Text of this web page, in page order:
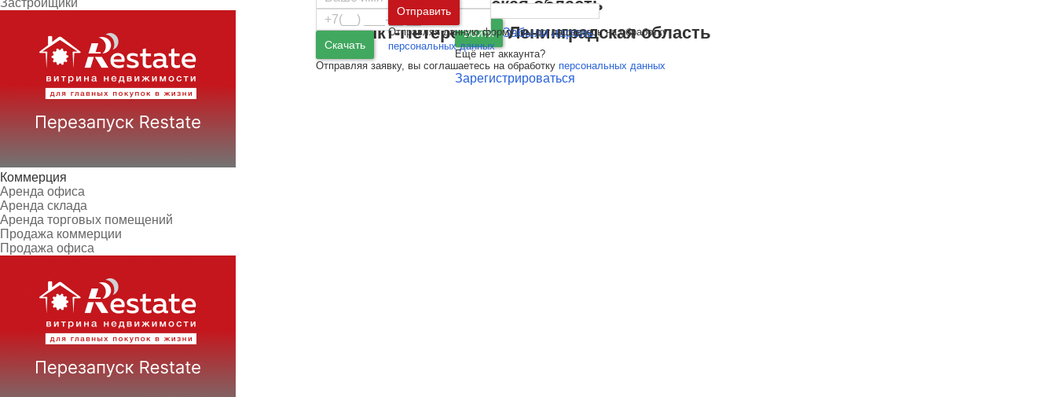
Застройщики
Коммерция
Аренда офиса
Аренда склада
Аренда торговых помещений
Продажа коммерции
Продажа офиса
Москва
Московская область
Санкт-Петербург иЛенинградская область
Войти Забыли пароль
Ещё нет аккаунта?
Зарегистрироваться
Скачать
Отправляя заявку, вы соглашаетесь на обработку персональных данных
Отправить
Отправляя данную форму, вы соглашаетесь на обработку
персональных данных